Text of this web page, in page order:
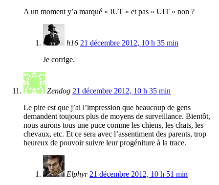
A un moment y’a marqué « IUT » et pas « UIT » non ?
h16 21 décembre 2012, 10 h 35 min
Je corrige.
Zendog 21 décembre 2012, 10 h 35 min
Le pire est que j’ai l’impression que beaucoup de gens
demandent toujours plus de moyens de surveillance. Bientôt,
nous aurons tous une puce comme les chiens, les chats, les
chevaux, etc. Et ce sera avec l’assentiment des parents, trop
heureux de pouvoir suivre leur progéniture à la trace.
Elphyr 21 décembre 2012, 10 h 51 min